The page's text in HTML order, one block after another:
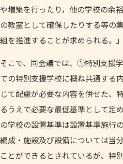
や増築を行ったり，他の学校の余
の教室として確保したりする等の
組を推進することが求められる。
そこで、同会議では、①特別支援
ての特別支援学校に概ね共通する
じて配慮が必要な内容を併せた、
るうえで必要な最低基準として定
の学校の設置基準は設置基準施行
編成・施設及び設備については当
ことができるとされているが、特